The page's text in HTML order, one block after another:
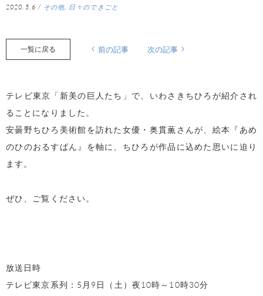
2020.5.6 / その他, 日々のできごと
一覧に戻る 前の記事 次の記事
テレビ東京「新美の巨人たち」で、いわさきちひろが紹介され
ることになりました。
安曇野ちひろ美術館を訪れた女優・奥貫薫さんが、絵本『あめ
のひのおるすばん』を軸に、ちひろが作品に込めた思いに迫り
ます。
ぜひ、ご覧ください。
放送日時
テレビ東京系列：5月9日（土）夜10時～10時30分